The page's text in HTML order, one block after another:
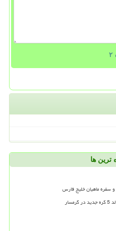
ترین ها
سفره ماهیان خلیج فارس